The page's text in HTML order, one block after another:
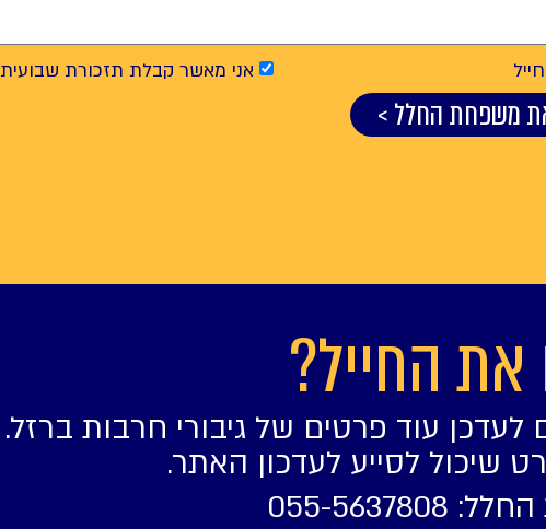
אני מאשר קבלת תזכורת שבועית
משפחת החלל >
את החייל?
לעדכן עוד פרטים של גיבורי חרבות ברזל.
שיכול לסייע לעדכון האתר.
5637808